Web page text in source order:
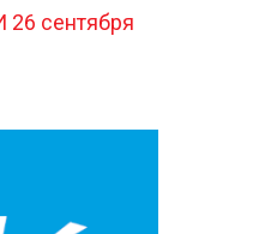
сентября